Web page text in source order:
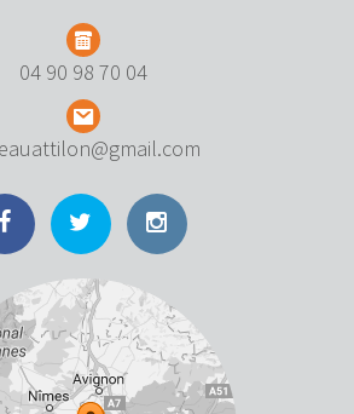
04 90 98 70 04